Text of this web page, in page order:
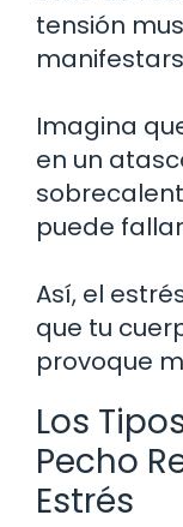
tensión
Imagina
en un
puede
Así, el
que tu
provoque
Los
Pecho
Estrés